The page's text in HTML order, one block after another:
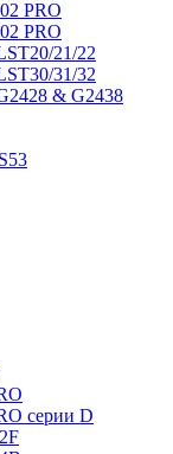
PRO
PRO
21/22
31/32
& G2438
серии D